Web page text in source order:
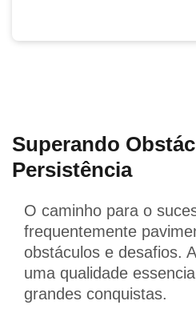
Superando
Persistência
O caminho para o
frequentemente
obstáculos e desafios.
uma qualidade
grandes conquistas.